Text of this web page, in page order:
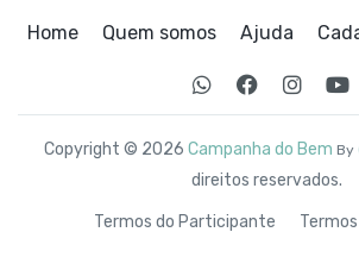
Home Quem somos Ajuda
Copyright © 2026 Campanha do Bem By
direitos reservados.
Termos do Participante